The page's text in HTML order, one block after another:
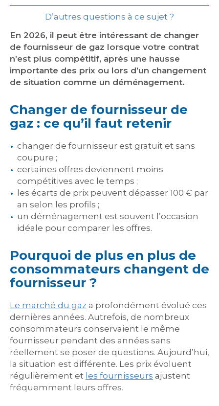
D’autres questions à ce sujet ?
En 2026, il peut être intéressant de changer
de fournisseur de gaz lorsque votre contrat
n’est plus compétitif, après une hausse
importante des prix ou lors d’un changement
de situation comme un déménagement.
Changer de fournisseur de
gaz : ce qu’il faut retenir
changer de fournisseur est gratuit et sans
coupure ;
certaines offres deviennent moins
compétitives avec le temps ;
les écarts de prix peuvent dépasser 100 € par
an selon les profils ;
un déménagement est souvent l’occasion
idéale pour comparer les offres.
Pourquoi de plus en plus de
consommateurs changent de
fournisseur ?
Le marché du gaz a profondément évolué ces
dernières années. Autrefois, de nombreux
consommateurs conservaient le même
fournisseur pendant des années sans
réellement se poser de questions. Aujourd’hui,
la situation est différente. Les prix évoluent
régulièrement et les fournisseurs ajustent
fréquemment leurs offres.